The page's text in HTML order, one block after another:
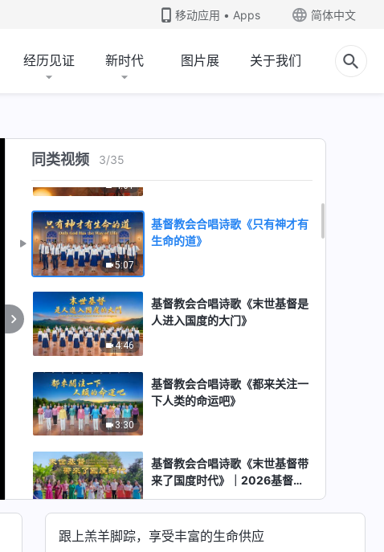
移动应用 • Apps 简体中文
经历见证 新时代 图片展 关于我们
同类视频 3/35
基督教会合唱诗歌《应在凡事上
4:01
基督教会合唱诗歌《因着神的拣
5:07
基督教会合唱诗歌《只有神才有
生命的道》
4:46
基督教会合唱诗歌《末世基督是
人进入国度的大门》
3:30
基督教会合唱诗歌《都来关注一
下人类的命运吧》
基督教会合唱诗歌《末世基督带
来了国度时代》｜2026基督教
会综艺汇演《赞美之声》
各国人学中文朗诵中文神话语
跟上羔羊脚踪，享受丰富的生命供应